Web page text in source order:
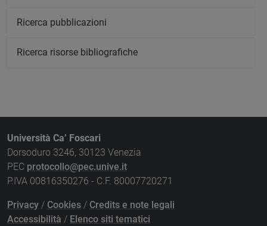
Ricerca pubblicazioni
Ricerca risorse bibliografiche
Università Ca’ Foscari
Dorsoduro 3246, 30123 Venezia
PEC protocollo@pec.unive.it
P.IVA 00816350276 - C.F. 80007720271
Privacy / Cookies / Credits e note legali
Accessibilità / Elenco siti tematici